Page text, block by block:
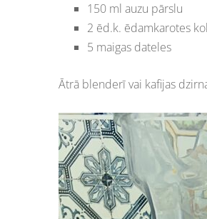
150 ml auzu pārslu
2 ēd.k. ēdamkarotes
5 maigas dateles
Ātrā blenderī vai kafijas